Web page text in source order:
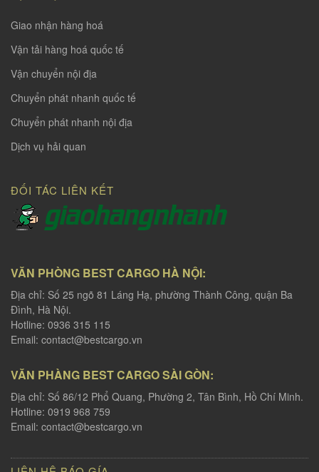
Giao nhận hàng hoá
Vận tải hàng hoá quốc tế
Vận chuyển nội địa
Chuyển phát nhanh quốc tế
Chuyển phát nhanh nội địa
Dịch vụ hải quan
ĐỐI TÁC LIÊN KẾT
VĂN PHÒNG BEST CARGO HÀ NỘI:
Địa chỉ: Số 25 ngõ 81 Láng Hạ, phường Thành Công, quận Ba
Đình, Hà Nội.
Hotline: 0936 315 115
Email: contact@bestcargo.vn
VĂN PHÀNG BEST CARGO SÀI GÒN:
Địa chỉ: Số 86/12 Phổ Quang, Phường 2, Tân Bình, Hồ Chí Minh.
Hotline: 0919 968 759
Email: contact@bestcargo.vn